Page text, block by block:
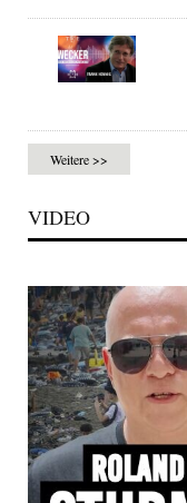
Weitere >>
VIDEO